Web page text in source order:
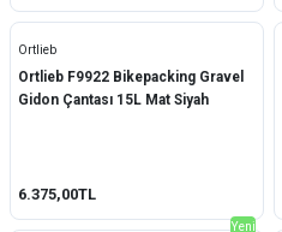
Ortlieb
Ortlieb F9922 Bikepacking Gravel
Gidon Çantası 15L Mat Siyah
6.375,00TL
Yeni